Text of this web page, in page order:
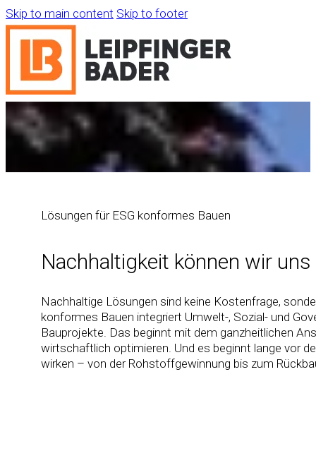
Skip to main content Skip to footer
Lösungen für ESG konformes Bauen
Nachhaltigkeit können wir
Nachhaltige Lösungen sind keine Kostenfrage,
konformes Bauen integriert Umwelt-, Sozial- und
Bauprojekte. Das beginnt mit dem ganzheitlichen
wirtschaftlich optimieren. Und es beginnt lange vor
wirken – von der Rohstoffgewinnung bis zum